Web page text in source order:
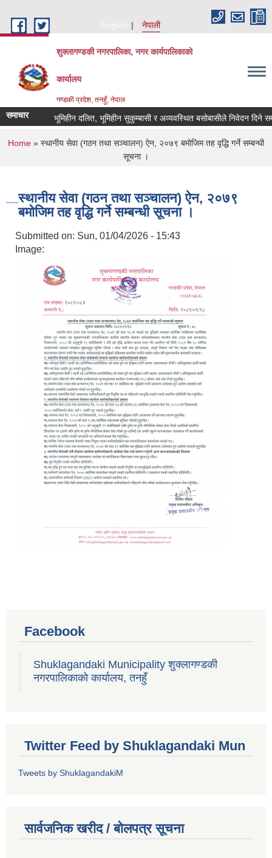
English
नेपाली
शुक्लागण्डकी नगरपालिका, नगर कार्यपालिकाको
कार्यालय
गण्डकी प्रदेश, तनहुँ, नेपाल
समाचार भूमिहीन दलित, भूमिहीन सुकुम्बासी र अव्यवस्थित बसोबासीले निवेदन दिने
You are here
Home » स्थानीय सेवा (गठन तथा सञ्चालन) ऐन, २०७९ बमोजिम तह वृद्धि गर्ने सम्बन्धी
सूचना ।
स्थानीय सेवा (गठन तथा सञ्चालन) ऐन, २०७९
बमोजिम तह वृद्धि गर्ने सम्बन्धी सूचना ।
Submitted on: Sun, 01/04/2026 - 15:43
Image:
Facebook
Shuklagandaki Municipality शुक्लागण्डकी
नगरपालिकाको कार्यालय, तनहुँ
Twitter Feed by Shuklagandaki Mun
Tweets by ShuklagandakiM
सार्वजनिक खरीद / बोलपत्र सूचना